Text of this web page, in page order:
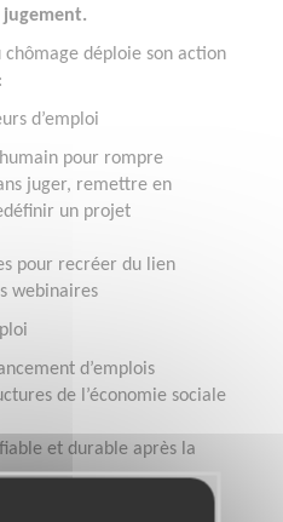
déploie son action
d’emploi
pour rompre
juger, remettre en
un projet
pour recréer du lien
webinaires
d’emplois
de l’économie sociale
et durable après la